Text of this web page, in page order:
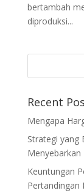
bertambah
diproduksi...
Recent
Mengapa
Strategi yang
Keuntungan
Pertandingan